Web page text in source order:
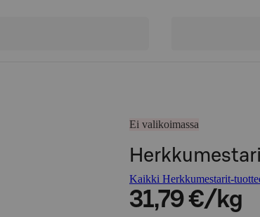
Ei valikoimassa
Kaikki Herkkumestarit-
31,79 €/kg